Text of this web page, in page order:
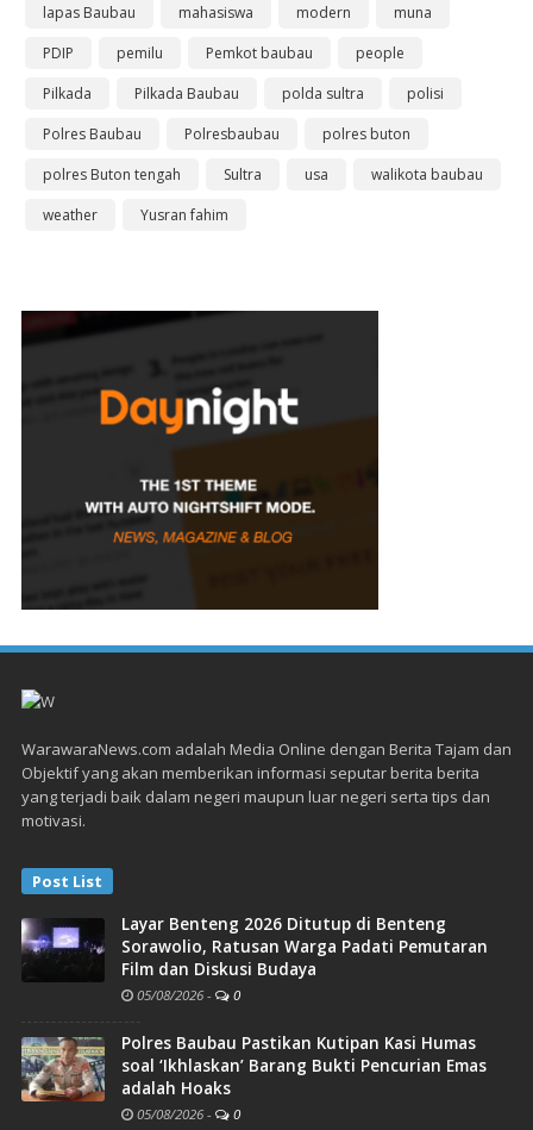
lapas Baubau
mahasiswa modern
muna
PDIP
pemilu Pemkot baubau
people
Pilkada
Pilkada Baubau polda sultra
polisi
Polres Baubau
Polresbaubau
polres buton
polres Buton tengah
Sultra usa
walikota baubau
weather
Yusran fahim
WarawaraNews.com adalah Media Online dengan Berita Tajam dan
Objektif yang akan memberikan informasi seputar berita berita
yang terjadi baik dalam negeri maupun luar negeri serta tips dan
motivasi.
Post List
Layar Benteng 2026 Ditutup di Benteng
Sorawolio, Ratusan Warga Padati Pemutaran
Film dan Diskusi Budaya
05/08/2026 - 0
Polres Baubau Pastikan Kutipan Kasi Humas
soal ‘Ikhlaskan’ Barang Bukti Pencurian Emas
adalah Hoaks
05/08/2026 - 0